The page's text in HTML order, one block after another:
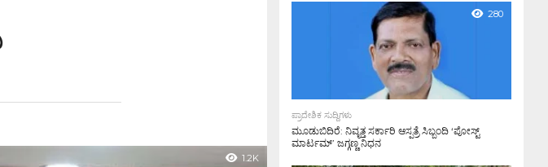
1.2K
280
ಪ್ರಾದೇಶಿಕ ಸುದ್ದಿಗಳು
ಮೂಡುಬಿದಿರೆ: ನಿವೃತ್ತ ಸರ್ಕಾರಿ ಆಸ್ಪತ್ರೆ ಸಿಬ್ಬಂದಿ ‘ಪೋಸ್ಟ್
ಮಾರ್ಟಮ್’ ಜಗ್ಗಣ್ಣ ನಿಧನ